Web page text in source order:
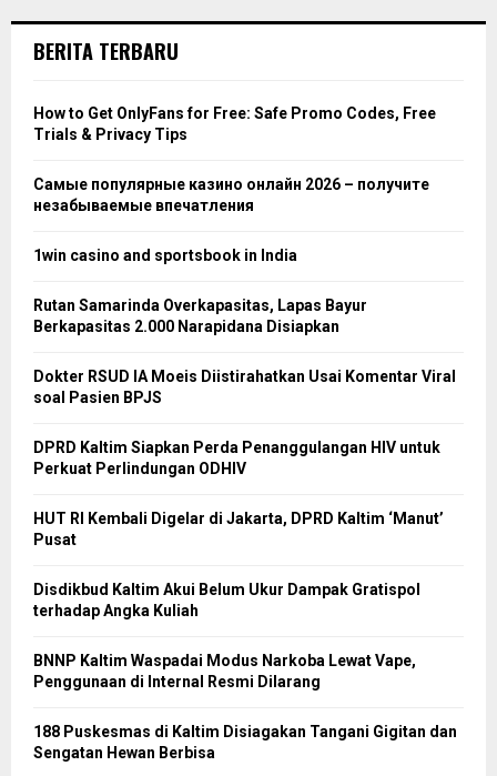
BERITA TERBARU
How to Get OnlyFans for Free: Safe Promo Codes, Free
Trials & Privacy Tips
Самые популярные казино онлайн 2026 – получите
незабываемые впечатления
1win casino and sportsbook in India
Rutan Samarinda Overkapasitas, Lapas Bayur
Berkapasitas 2.000 Narapidana Disiapkan
Dokter RSUD IA Moeis Diistirahatkan Usai Komentar Viral
soal Pasien BPJS
DPRD Kaltim Siapkan Perda Penanggulangan HIV untuk
Perkuat Perlindungan ODHIV
HUT RI Kembali Digelar di Jakarta, DPRD Kaltim ‘Manut’
Pusat
Disdikbud Kaltim Akui Belum Ukur Dampak Gratispol
terhadap Angka Kuliah
BNNP Kaltim Waspadai Modus Narkoba Lewat Vape,
Penggunaan di Internal Resmi Dilarang
188 Puskesmas di Kaltim Disiagakan Tangani Gigitan dan
Sengatan Hewan Berbisa